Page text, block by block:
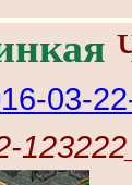
03-